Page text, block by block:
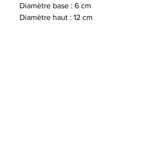
Diamètre base : 6 cm
Diamètre haut : 12 cm